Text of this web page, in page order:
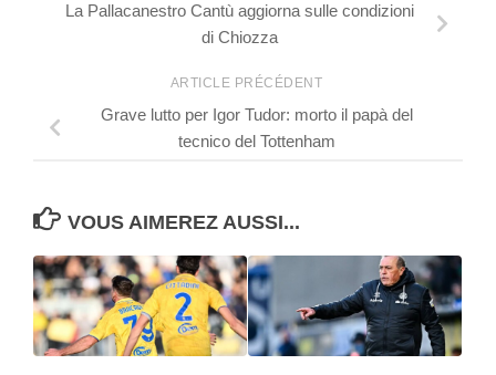
La Pallacanestro Cantù aggiorna sulle condizioni
di Chiozza
ARTICLE PRÉCÉDENT
Grave lutto per Igor Tudor: morto il papà del
tecnico del Tottenham
VOUS AIMEREZ AUSSI...